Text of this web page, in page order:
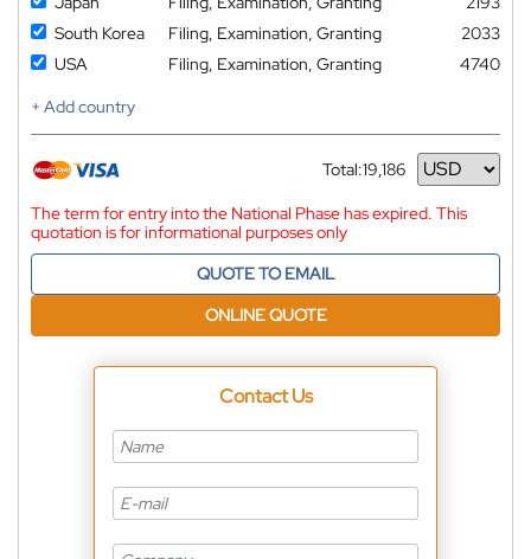
South Korea
Filing, Examination, Granting
2033
USA
Filing, Examination, Granting
4740
+ Add country
Total:19,186
Currency
The term for entry into the National Phase has expired. This
quotation is for informational purposes only
QUOTE TO EMAIL
ONLINE QUOTE
Contact Us